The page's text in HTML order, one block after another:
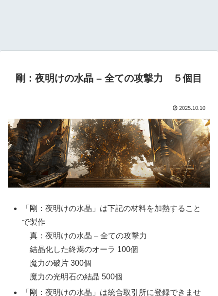
剛：夜明けの水晶 – 全ての攻撃力 ５個目
2025.10.10
「剛：夜明けの水晶」は下記の材料を加熱すること
で製作
真：夜明けの水晶 – 全ての攻撃力
結晶化した終焉のオーラ 100個
魔力の破片 300個
魔力の光明石の結晶 500個
「剛：夜明けの水晶」は統合取引所に登録できませ